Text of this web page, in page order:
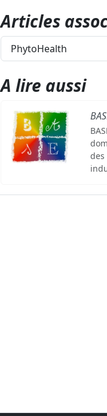
Articles
PhytoHealth
A lire aussi
des